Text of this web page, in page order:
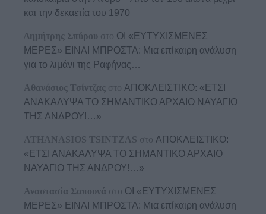
και την δεκαετία του 1970
Δημήτρης Σπύρου στο ΟΙ «ΕΥΤΥΧΙΣΜΕΝΕΣ
ΜΕΡΕΣ» ΕΙΝΑΙ ΜΠΡΟΣΤΑ: Μια επίκαιρη ανάλυση
για το λιμάνι της Ραφήνας…
Αθανάσιος Τσίντζας στο ΑΠΟΚΛΕΙΣΤΙΚΟ: «ΕΤΣΙ
ΑΝΑΚΑΛΥΨΑ ΤΟ ΣΗΜΑΝΤΙΚΟ ΑΡΧΑΙΟ ΝΑΥΑΓΙΟ
ΤΗΣ ΑΝΔΡΟΥ!…»
ATHANASIOS TSINTZAS στο ΑΠΟΚΛΕΙΣΤΙΚΟ:
«ΕΤΣΙ ΑΝΑΚΑΛΥΨΑ ΤΟ ΣΗΜΑΝΤΙΚΟ ΑΡΧΑΙΟ
ΝΑΥΑΓΙΟ ΤΗΣ ΑΝΔΡΟΥ!…»
Αναστασία Σαπουνά στο ΟΙ «ΕΥΤΥΧΙΣΜΕΝΕΣ
ΜΕΡΕΣ» ΕΙΝΑΙ ΜΠΡΟΣΤΑ: Μια επίκαιρη ανάλυση